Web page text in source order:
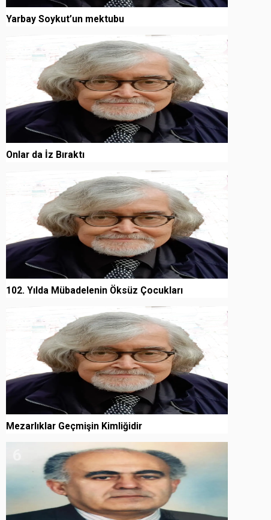
Yarbay Soykut’un mektubu
Onlar da İz Bıraktı
102. Yılda Mübadelenin Öksüz Çocukları
Mezarlıklar Geçmişin Kimliğidir